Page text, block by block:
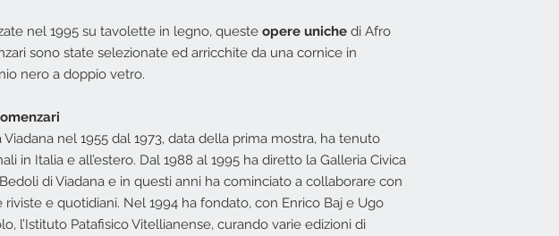
nel 1995 su tavolette in legno, queste opere uniche di Afro
sono state selezionate ed arricchite da una cornice in
nero a doppio vetro.
Viadana nel 1955 dal 1973, data della prima mostra, ha tenuto
in Italia e all’estero. Dal 1988 al 1995 ha diretto la Galleria Civica
Bedoli di Viadana e in questi anni ha cominciato a collaborare con
riviste e quotidiani. Nel 1994 ha fondato, con Enrico Baj e Ugo
l’Istituto Patafisico Vitellianense, curando varie edizioni di